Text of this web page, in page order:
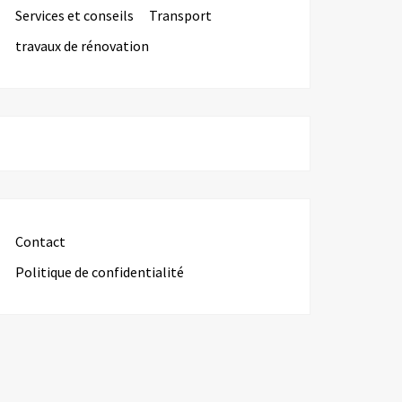
Services et conseils
Transport
travaux de rénovation
Contact
Politique de confidentialité